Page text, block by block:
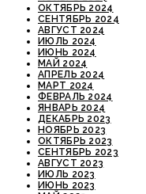
ОКТЯБРЬ 2024
СЕНТЯБРЬ 2024
АВГУСТ 2024
ИЮЛЬ 2024
ИЮНЬ 2024
МАЙ 2024
АПРЕЛЬ 2024
МАРТ 2024
ФЕВРАЛЬ 2024
ЯНВАРЬ 2024
ДЕКАБРЬ 2023
НОЯБРЬ 2023
ОКТЯБРЬ 2023
СЕНТЯБРЬ 2023
АВГУСТ 2023
ИЮЛЬ 2023
ИЮНЬ 2023